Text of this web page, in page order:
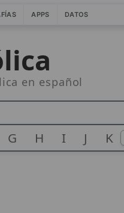
APPS DATOS
en español
G H I J K